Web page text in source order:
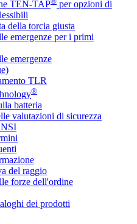
TEN-TAP
per opzioni di
della torcia giusta
emergenze per i primi
emergenze
TLR
®
batteria
valutazioni di sicurezza
del raggio
forze dell'ordine
dei prodotti